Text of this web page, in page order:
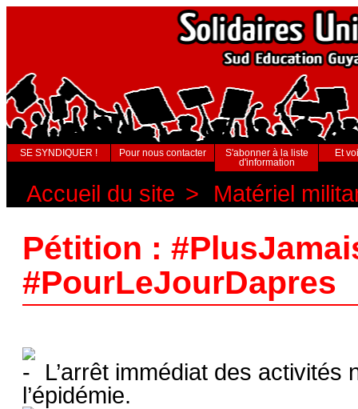
SE SYNDIQUER ! Pour nous contacter
S'abonner à la liste
d'information
Et
Accueil du site > Matériel
Pétition :
#PourLeJourDapres
L’arrêt immédiat des
l’épidémie.